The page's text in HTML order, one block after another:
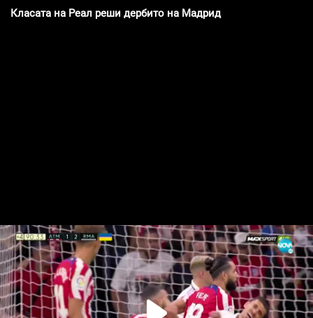
Класата на Реал реши дербито на Мадрид